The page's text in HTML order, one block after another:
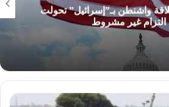
واشنطن بـ”إسرائيل” تحولت
التزام غير مشروط